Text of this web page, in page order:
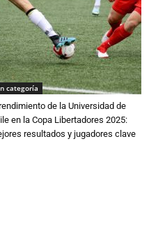
categoría
de la Universidad de
en la Copa Libertadores 2025:
resultados y jugadores clave